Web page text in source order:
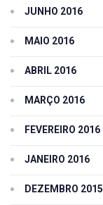
JUNHO 2016
MAIO 2016
ABRIL 2016
MARÇO 2016
FEVEREIRO 2016
JANEIRO 2016
DEZEMBRO 2015